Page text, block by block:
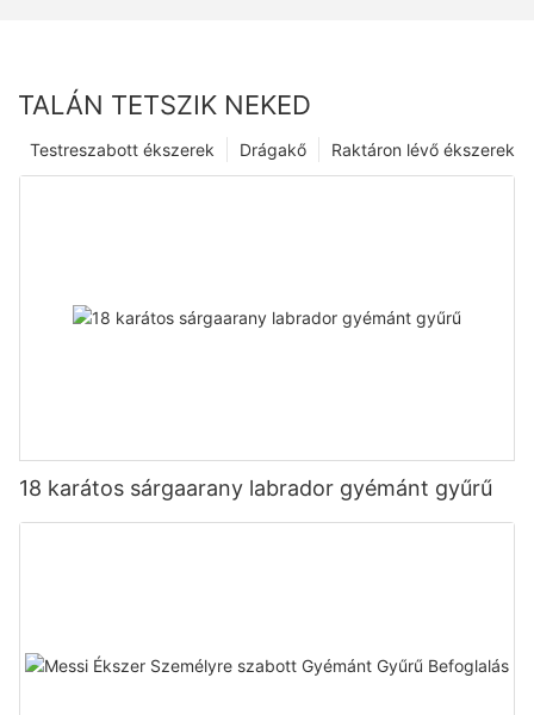
TALÁN TETSZIK NEKED
Raktáron lévő ékszerek
Drágakő
Testreszabott ékszerek
18 karátos sárgaarany labrador gyémánt gyűrű